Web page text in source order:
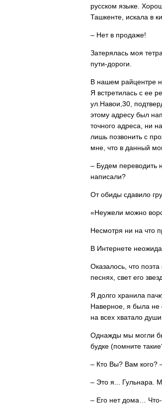
русском языке.
Ташкенте, искала в
– Нет в продаже!
Затерялась моя
пути-дороги.
В нашем райцентре
Я встретилась с ее
ул.Навои,30,
этому адресу был
точного адреса, ни
лишь позвонить с
мне, что в данный
– Будем переводить
написали?
От обиды сдавило
«Неужели можно
Несмотря ни на что
В Интернете
Оказалось, что
песнях, свет его
Я долго хранила
Наверное, я была не
на всех хватало
Однажды мы могли бы
будке (помните
– Кто Вы? Вам кого?
– Это я... Гульнара.
– Его нет дома…